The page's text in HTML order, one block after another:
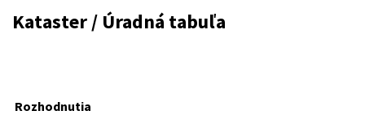
Kataster / Úradná tabuľa
Rozhodnutia